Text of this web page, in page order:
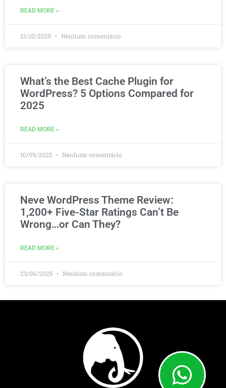
READ MORE »
21/10/2025 Nenhum comentário
What’s the Best Cache Plugin for
WordPress? 5 Options Compared for
2025
READ MORE »
10/09/2025 Nenhum comentário
Neve WordPress Theme Review:
1,200+ Five-Star Ratings Can’t Be
Wrong…or Can They?
READ MORE »
23/06/2025 Nenhum comentário